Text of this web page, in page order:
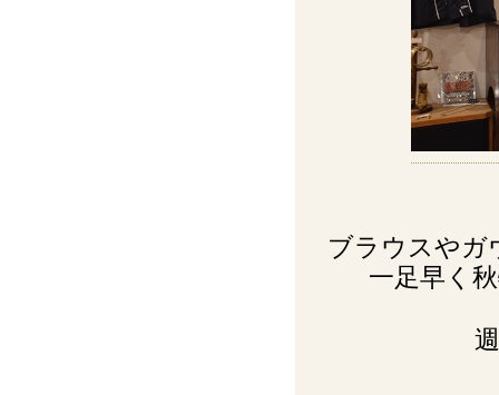
ブラウスやガ
一足早く